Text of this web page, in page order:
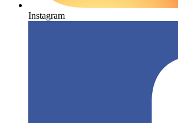
Instagram